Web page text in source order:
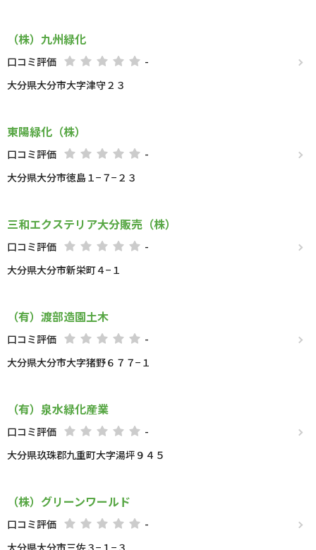
（株）九州緑化
口コミ評価
-
大分県大分市大字津守２３
東陽緑化（株）
口コミ評価
-
大分県大分市徳島１−７−２３
三和エクステリア大分販売（株）
口コミ評価
-
大分県大分市新栄町４−１
（有）渡部造園土木
口コミ評価
-
大分県大分市大字猪野６７７−１
（有）泉水緑化産業
口コミ評価
-
大分県玖珠郡九重町大字湯坪９４５
（株）グリーンワールド
口コミ評価
-
大分県大分市三佐３−１−３